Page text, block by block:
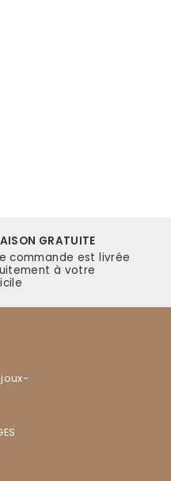
GRATUITE
commande est livrée
à votre